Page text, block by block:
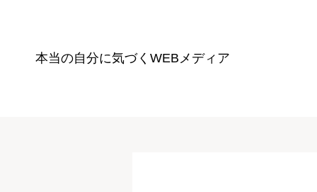
本当の自分に気づく WEBメディア